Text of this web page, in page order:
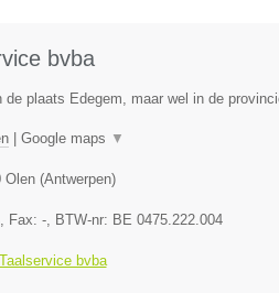
bvba
de plaats Edegem, maar wel in de
| Google maps ▼
Olen(Antwerpen)
, Fax: -, BTW-nr: BE 0475.222.004
bvba